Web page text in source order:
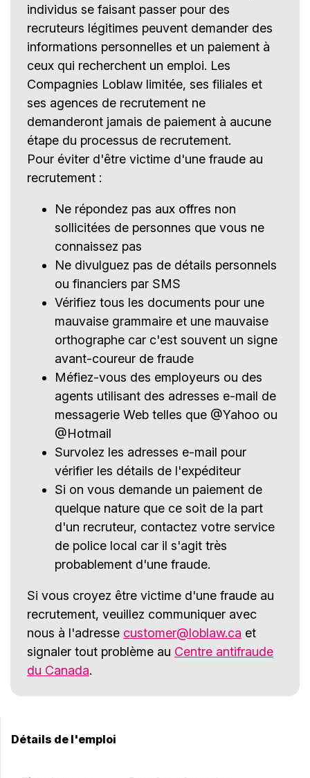
individus se faisant passer pour des
recruteurs légitimes peuvent demander des
informations personnelles et un paiement à
ceux qui recherchent un emploi. Les
Compagnies Loblaw limitée, ses filiales et
ses agences de recrutement ne
demanderont jamais de paiement à aucune
étape du processus de recrutement.
Pour éviter d'être victime d'une fraude au
recrutement :
Ne répondez pas aux offres non
sollicitées de personnes que vous ne
connaissez pas
Ne divulguez pas de détails personnels
ou financiers par SMS
Vérifiez tous les documents pour une
mauvaise grammaire et une mauvaise
orthographe car c'est souvent un signe
avant-coureur de fraude
Méfiez-vous des employeurs ou des
agents utilisant des adresses e-mail de
messagerie Web telles que @Yahoo ou
@Hotmail
Survolez les adresses e-mail pour
vérifier les détails de l'expéditeur
Si on vous demande un paiement de
quelque nature que ce soit de la part
d'un recruteur, contactez votre service
de police local car il s'agit très
probablement d'une fraude.
Si vous croyez être victime d'une fraude au
recrutement, veuillez communiquer avec
nous à l'adresse customer@loblaw.ca et
signaler tout problème au Centre antifraude
du Canada.
Détails de l'emploi